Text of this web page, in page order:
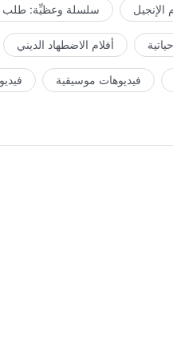
الإنجيل سلسلة وعظيِّة: طلب
أفلام الاضطهاد الديني
فيديوهات موسيقية